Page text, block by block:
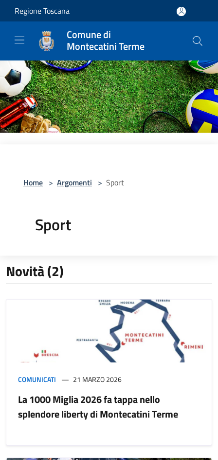
Salta al contenuto principale
Regione Toscana
Comune di
Montecatini Terme
Home > Argomenti > Sport
Sport
Novità (2)
COMUNICATI 21 MARZO 2026
La 1000 Miglia 2026 fa tappa nello
splendore liberty di Montecatini Terme